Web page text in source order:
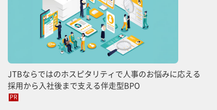
JTBならではのホスピタリティで人事のお悩みに応える
採用から入社後まで支える伴走型BPO
PR